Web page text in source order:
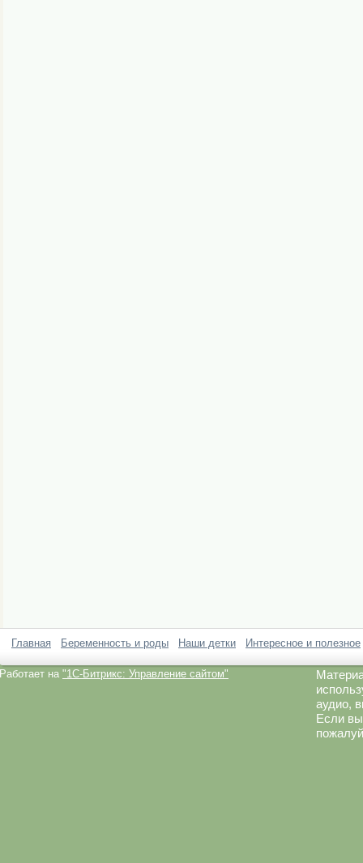
Главная Беременность и роды Наши детки Интересное и полезное
Работает на "1C-Битрикс: Управление сайтом"
аудио,
Если вы